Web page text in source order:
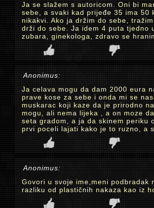
Ja se slažem s autoricom. Oni bi
sebe, a svaki kad prijeđe 35 ima 50
nikakvi. Ako ja držim do sebe,
drži do sebe. Ja idem 4 puta tjedno
zubara, ginekologa, zdravo se
Anonimus:
Ja celava mogu da dam 2000 eura
prave kose za sebe i onda mi se
muskarac koji kaze da je prirodno
mogu, ali nema lijeka , a on moze
seta gradom, a ja da skinem periku
prvi poceli lajati kako je to ruzno, a
Anonimus:
Govori u svoje ime,meni podbradak
razliku od plastičnih nakaza kao iz